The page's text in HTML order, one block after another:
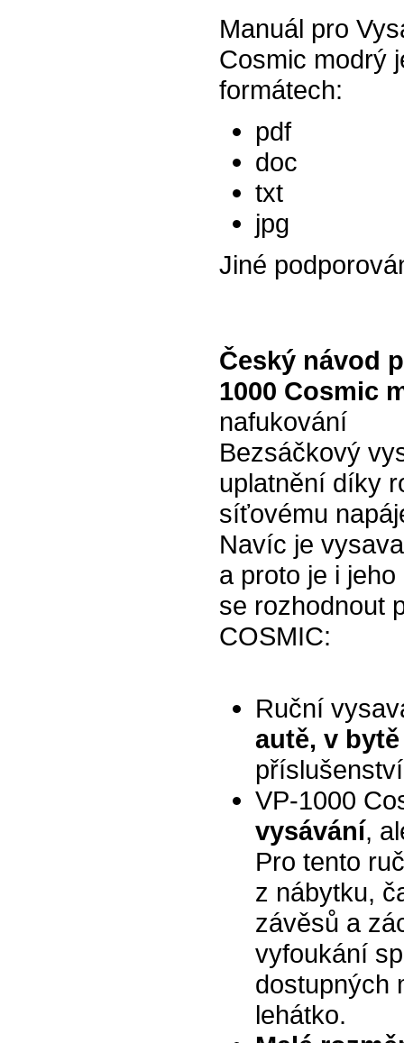
Manuál pro
Cosmic modrý
formátech:
pdf
doc
txt
jpg
Jiné
Český návod
1000 Cosmic
nafukování
Bezsáčkový
uplatnění díky
síťovému
Navíc je
a proto je i
se rozhodnout
COSMIC:
Ruční
autě, v
VP-1000
vysávání,
Pro tento
z nábytku,
závěsů a
vyfoukání
dostupných
lehátko.